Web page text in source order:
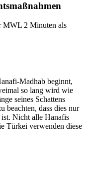
MWL 2 Minuten als
Madhab beginnt,
so lang wird wie
seines Schattens
beachten, dass dies nur
Nicht alle Hanafis
Türkei verwenden diese